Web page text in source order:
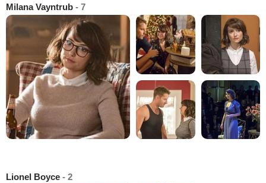
Milana Vayntrub - 7
Lionel Boyce - 2